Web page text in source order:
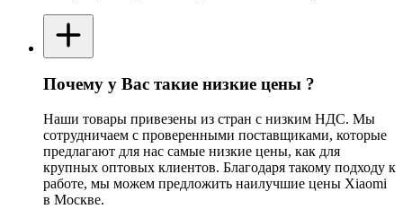
Почему у Вас такие низкие цены ?
Наши товары привезены из стран с низким НДС. Мы
сотрудничаем с проверенными поставщиками, которые
предлагают для нас самые низкие цены, как для
крупных оптовых клиентов. Благодаря такому подходу к
работе, мы можем предложить наилучшие цены Xiaomi
в Москве.